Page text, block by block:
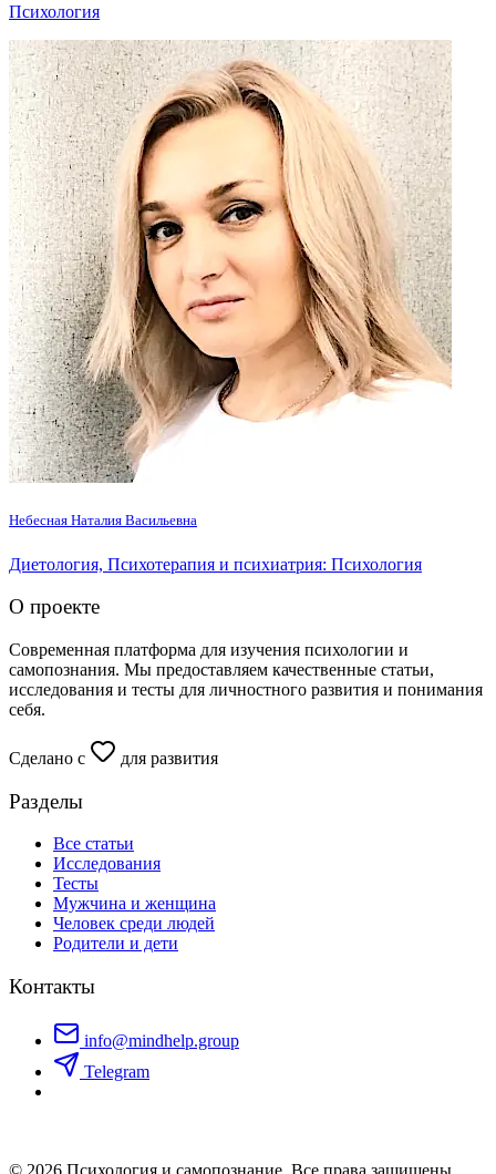
Психология
Небесная Наталия Васильевна
Диетология, Психотерапия и психиатрия: Психология
О проекте
Современная платформа для изучения психологии и
самопознания. Мы предоставляем качественные статьи,
исследования и тесты для личностного развития и понимания
себя.
Сделано с для развития
Разделы
Все статьи
Исследования
Тесты
Мужчина и женщина
Человек среди людей
Родители и дети
Контакты
info@mindhelp.group
Telegram
© 2026 Психология и самопознание. Все права защищены.